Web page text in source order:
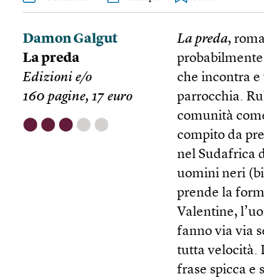
Damon Galgut
La preda
Edizioni e/o
160 pagine, 17 euro
⬤ ⬤ ⬤ ⬤ ⬤
La preda,
che incontra e
parrocchia.
comunità
compito da
nel Sudafrica
uomini neri
prende la
Valentine,
fanno via via
tutta velocità.
frase spicca e